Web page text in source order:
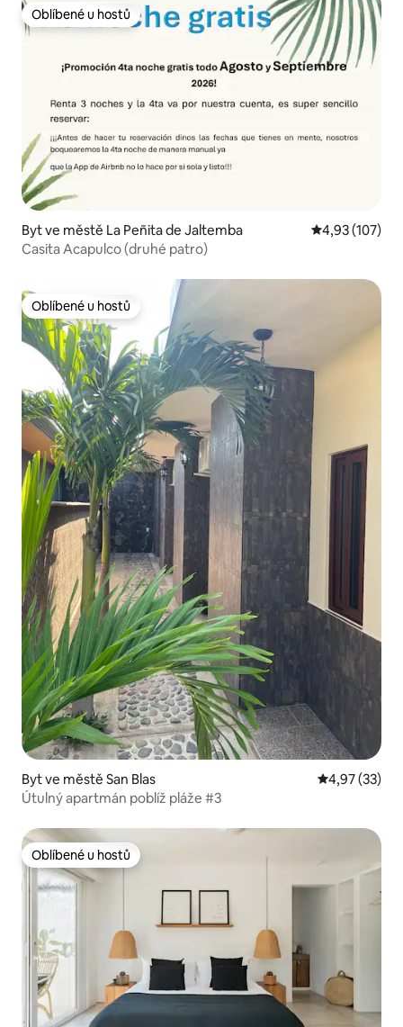
Oblíbené u hostů
Oblíbené u hostů
Byt ve městě La Peñita de Jaltemba Průměrné
4,93 (107)
Casita Acapulco (druhé patro)
Oblíbené u hostů
Oblíbené u hostů
Byt ve městě San Blas Průměrné
4,97 (33)
Útulný apartmán poblíž pláže #3
Oblíbené u hostů
Oblíbené u hostů